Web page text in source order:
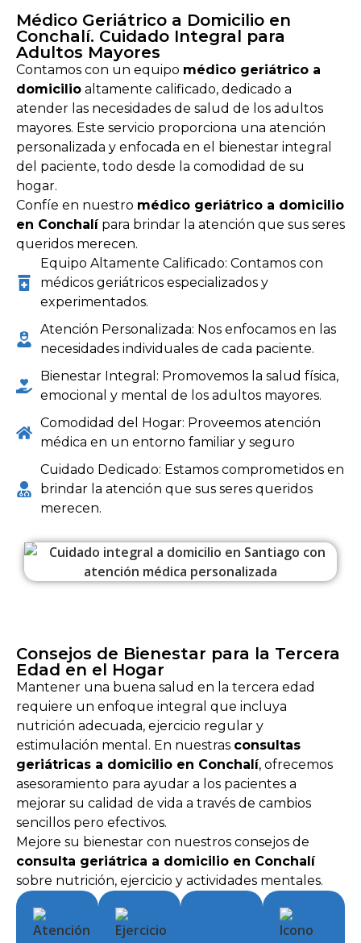
Médico Geriátrico a Domicilio en
Conchalí. Cuidado Integral para
Adultos Mayores
Contamos con un equipo médico geriátrico a
domicilio altamente calificado, dedicado a
atender las necesidades de salud de los adultos
mayores. Este servicio proporciona una atención
personalizada y enfocada en el bienestar integral
del paciente, todo desde la comodidad de su
hogar.
Confíe en nuestro médico geriátrico a domicilio
en Conchalípara brindar la atención que sus seres
queridos merecen.
Equipo Altamente Calificado: Contamos con
médicos geriátricos especializados y
experimentados.
Atención Personalizada: Nos enfocamos en las
necesidades individuales de cada paciente.
Bienestar Integral: Promovemos la salud física,
emocional y mental de los adultos mayores.
Comodidad del Hogar: Proveemos atención
médica en un entorno familiar y seguro
Cuidado Dedicado: Estamos comprometidos en
brindar la atención que sus seres queridos
merecen.
Consejos de Bienestar para la Tercera
Edad en el Hogar
Mantener una buena salud en la tercera edad
requiere un enfoque integral que incluya
nutrición adecuada, ejercicio regular y
estimulación mental. En nuestras consultas
geriátricas a domicilio en Conchalí, ofrecemos
asesoramiento para ayudar a los pacientes a
mejorar su calidad de vida a través de cambios
sencillos pero efectivos.
Mejore su bienestar con nuestros consejos de
consulta geriátrica a domicilio en Conchalí
sobre nutrición, ejercicio y actividades mentales.